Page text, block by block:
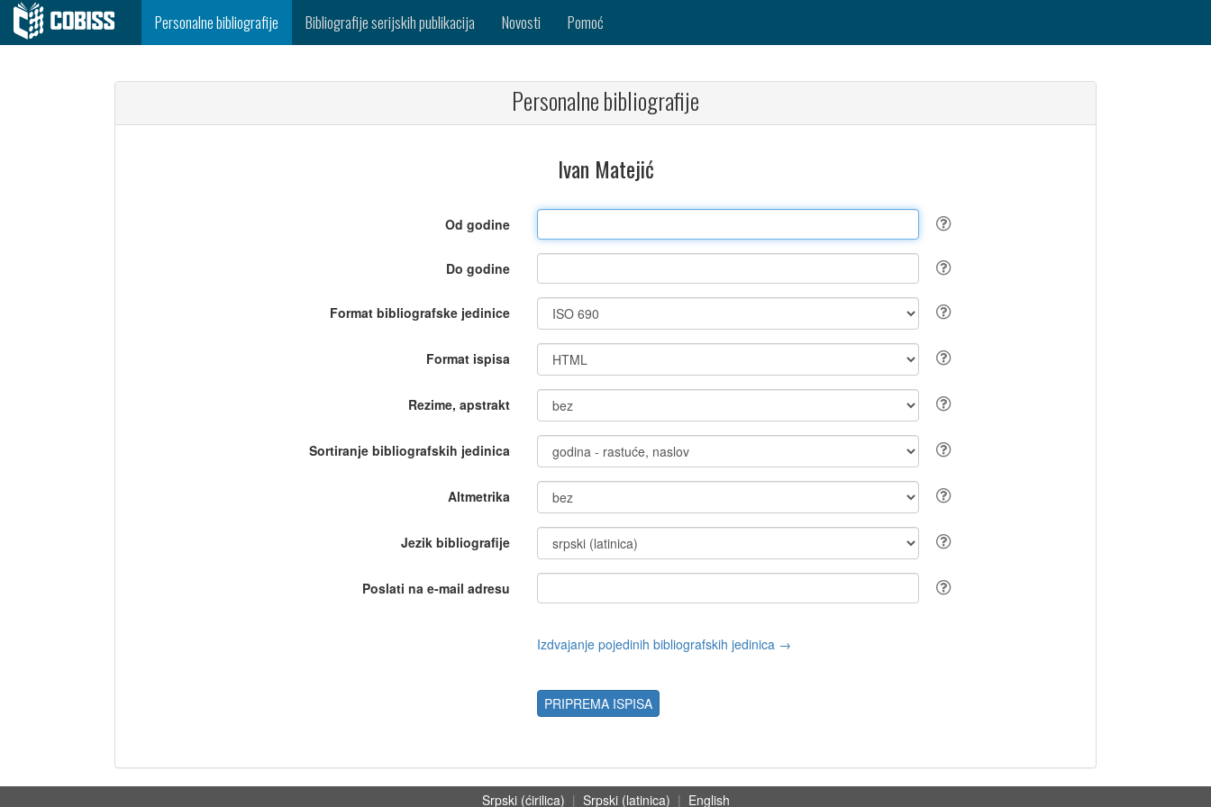
Personalne bibliografije Bibliografije serijskih publikacija Novosti Pomoć
Personalne bibliografije
Ivan Matejić
Od godine
Do godine
Format bibliografske jedinice
Format ispisa
Rezime, apstrakt
Sortiranje bibliografskih jedinica
Altmetrika
Jezik bibliografije
Poslati na e-mail adresu
Izdvajanje pojedinih bibliografskih jedinica →
PRIPREMA ISPISA
Srpski (ćirilica) | Srpski (latinica) | English